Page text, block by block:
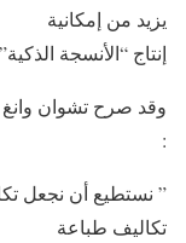
يزيد من إمكانية
إنتاج “الأنسجة
وقد صرح تشوان وانغ
:
” نستطيع أن نجعل
تكاليف طباعة